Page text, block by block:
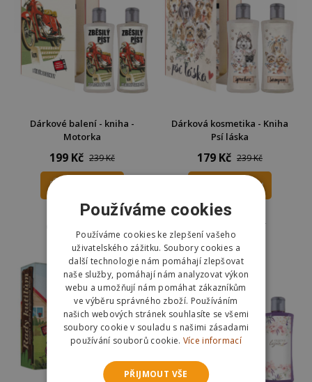
Dárkové balení - kniha -
Motorka
199 Kč 239 Kč
Skladem
Dárková kosmetika - Kniha
Psí láska
179 Kč 239 Kč
DO KOŠÍKU
Skladem
pozítří
Používáme cookies
Používáme cookies ke zlepšení vašeho
uživatelského zážitku. Soubory cookies a
další technologie nám pomáhají zlepšovat
naše služby, pomáhají nám analyzovat výkon
webu a umožňují nám pomáhat zákazníkům
ve výběru správného zboží. Používáním
našich webových stránek souhlasíte se všemi
soubory cookie v souladu s našimi zásadami
používání souborů cookie. Více informací
PŘIJMOUT VŠE